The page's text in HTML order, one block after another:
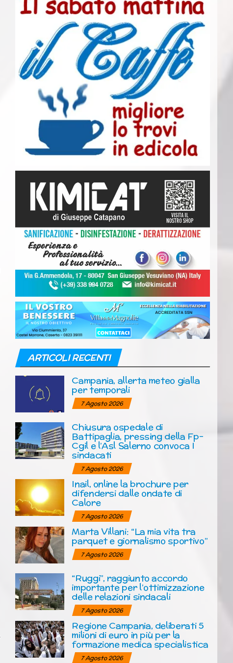
ARTICOLI RECENTI
Campania, allerta meteo gialla
per temporali
7 Agosto 2026
Chiusura ospedale di
Battipaglia, pressing della Fp-
Cgil e l’Asl Salerno convoca I
sindacati
7 Agosto 2026
Inail, online la brochure per
difendersi dalle ondate di
Calore
7 Agosto 2026
Marta Villani: “La mia vita tra
parquet e giornalismo sportivo”
7 Agosto 2026
“Ruggi”, raggiunto accordo
importante per l’ottimizzazione
delle relazioni sindacali
7 Agosto 2026
Regione Campania, deliberati 5
milioni di euro in più per la
formazione medica specialistica
7 Agosto 2026